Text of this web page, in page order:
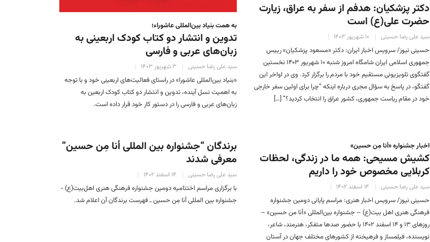
دکتر پزشکیان: هدفم از سفر به عراق، زیارت
حضرت علی(ع) است
سید علی رضا حسینی ۱۰ شهریور ۱۴۰۳
حسینی نیوز/ سرویس اخبار ایران: دکتر «مسعود پزشکیان» رییس
جمهوری اسلامی ایران شامگاه امروز شنبه ۱۰ شهریور ۱۴۰۳ نخستین
گفتگوی تلویزیونی مستقیم خود با مردم را برگزار کرد. وی در اواخر این
گفتگو، در پاسخ به سؤال مجری درباره اینکه “چرا برای اولین سفر خارجی
خود در مقام ریاست جمهوری، کشور عراق را انتخاب کردید؟” […]
به همت بنیاد بین‌المللی عاشوراء؛
تدوین و انتشار دو کتاب کودک اربعینی به
زبان‌های عربی و فارسی
سید علی رضا حسینی ۳ شهریور ۱۴۰۳
«بنیاد بین‌المللی عاشورا» در راستای فعالیت‌های اربعینی خود و با توجه
به اهمیت نسل آینده، تدوین و انتشار دو کتاب کودک اربعین به
زبان‌های عربی و فارسی را در دستور کار خود قرار داده است.
اخبار جشنواره «أنا مِن حسین»
کشیش مسیحی: همه ما در زندگی، لحظات
کربلایی مخصوص خود را داریم
سید علی رضا حسینی ۱۴ اسفند ۱۴۰۲
حسینی نیوز/ سرویس اخبار هنری: مراسم پایانی دومین جشنواره
فرهنگی هنری اهل بیت(ع) – جشنواره بین‌المللی «أنا من حسین» –
روز‌های ۱۳ و ۱۴ اسفند ۱۴۰۲ با حضور صدها متفکر، هنرمند، شاعر،
نویسنده، فیلمساز و فرهیخته از کشورهای مختلف جهان در آستان
برندگان “جشنواره بین المللی أنا مِن حسین”
معرفی شدند
سید علی رضا حسینی ۱۴ اسفند ۱۴۰۲
با برگزاری مراسم اختتامیه دومین جشنواره فرهنگی هنری اهل‌بیت(ع) -
جشنواره بین المللی أنا مِن حسین ـ فهرست برندگان آن اعلام شد.